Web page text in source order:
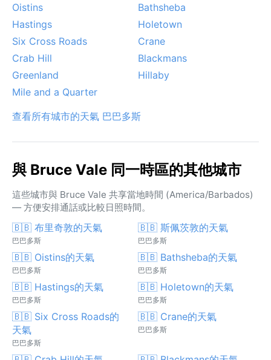
Oistins
Bathsheba
Hastings
Holetown
Six Cross Roads
Crane
Crab Hill
Blackmans
Greenland
Hillaby
Mile and a Quarter
查看所有城市的天氣 巴巴多斯
與 Bruce Vale 同一時區的其他城市
這些城市與 Bruce Vale 共享當地時間 (America/Barbados)
— 方便安排通話或比較日照時間。
🇧🇧 布里奇敦的天氣
巴巴多斯
🇧🇧 斯佩茨敦的天氣
巴巴多斯
🇧🇧 Oistins的天氣
巴巴多斯
🇧🇧 Bathsheba的天氣
巴巴多斯
🇧🇧 Hastings的天氣
巴巴多斯
🇧🇧 Holetown的天氣
巴巴多斯
🇧🇧 Six Cross Roads的
天氣
巴巴多斯
🇧🇧 Crane的天氣
巴巴多斯